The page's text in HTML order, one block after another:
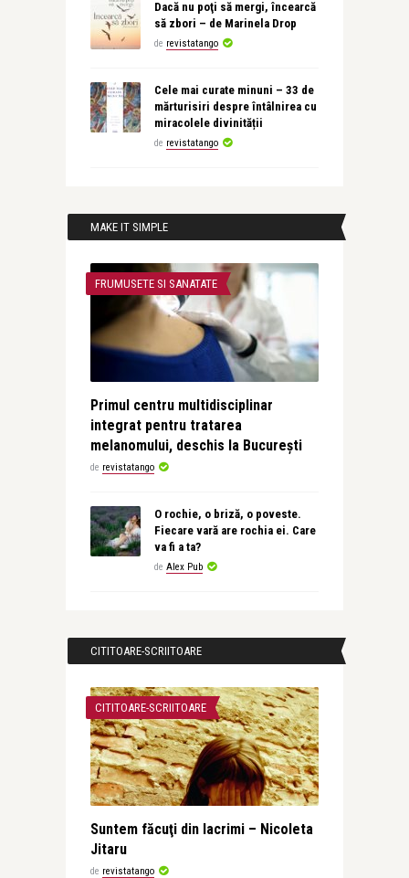
Dacă nu poţi să mergi, încearcă
să zbori – de Marinela Drop
de revistatango
Cele mai curate minuni – 33 de
mărturisiri despre întâlnirea cu
miracolele divinității
de revistatango
MAKE IT SIMPLE
FRUMUSETE SI SANATATE
Primul centru multidisciplinar
integrat pentru tratarea
melanomului, deschis la București
de revistatango
O rochie, o briză, o poveste.
Fiecare vară are rochia ei. Care
va fi a ta?
de Alex Pub
CITITOARE-SCRIITOARE
CITITOARE-SCRIITOARE
Suntem făcuţi din lacrimi – Nicoleta
Jitaru
de revistatango